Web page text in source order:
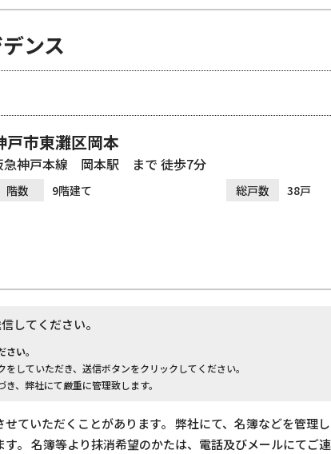
ンス
戸市東灘区岡本
急神戸本線 岡本駅 まで 徒歩7分
階数 9階建て 総戸数 38戸
してください。
い。
していただき、送信ボタンをクリックしてください。
、弊社にて厳重に管理致します。
ていただくことがあります。 弊社にて、名簿などを管理
。 名簿等より抹消希望のかたは、電話及びメールにてご連